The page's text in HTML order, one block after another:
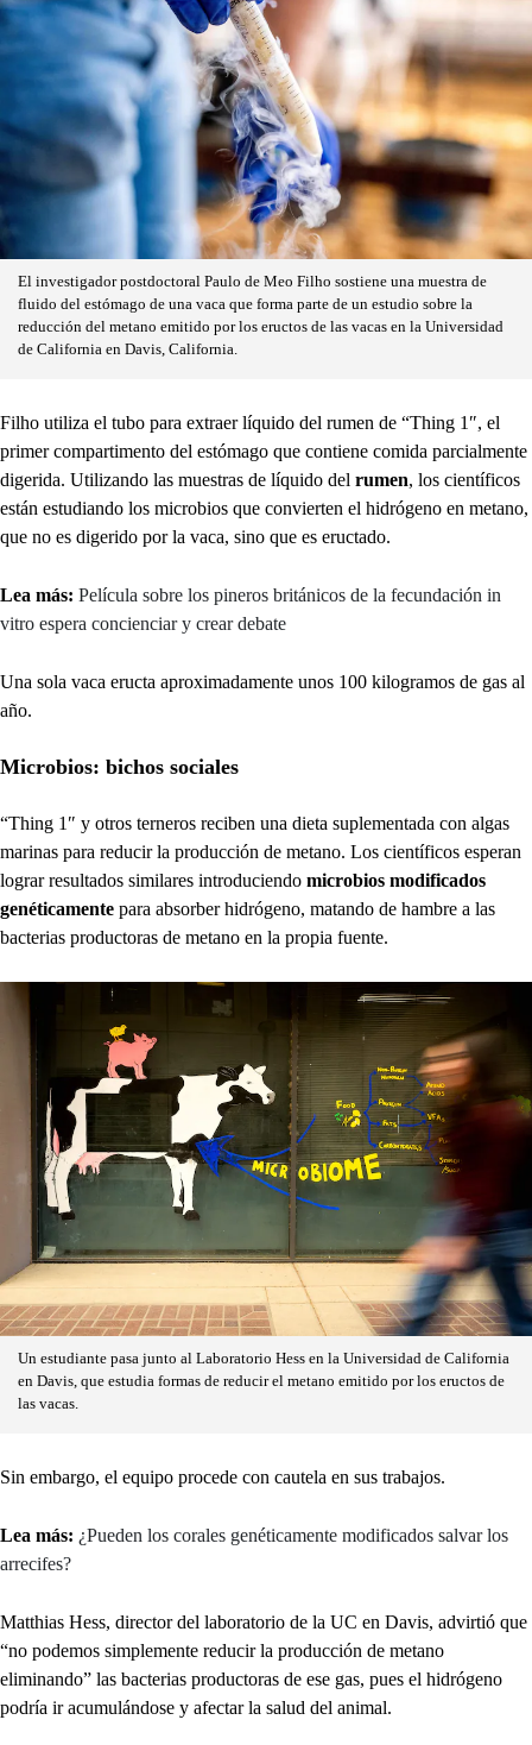
El investigador postdoctoral Paulo de Meo Filho sostiene una muestra de
fluido del estómago de una vaca que forma parte de un estudio sobre la
reducción del metano emitido por los eructos de las vacas en la Universidad
de California en Davis, California.
Filho utiliza el tubo para extraer líquido del rumen de “Thing 1″, el
primer compartimento del estómago que contiene comida parcialmente
digerida. Utilizando las muestras de líquido del rumen, los científicos
están estudiando los microbios que convierten el hidrógeno en metano,
que no es digerido por la vaca, sino que es eructado.
Lea más: Película sobre los pineros británicos de la fecundación in
vitro espera concienciar y crear debate
Una sola vaca eructa aproximadamente unos 100 kilogramos de gas al
año.
Microbios: bichos sociales
“Thing 1″ y otros terneros reciben una dieta suplementada con algas
marinas para reducir la producción de metano. Los científicos esperan
lograr resultados similares introduciendo microbios modificados
genéticamente para absorber hidrógeno, matando de hambre a las
bacterias productoras de metano en la propia fuente.
Un estudiante pasa junto al Laboratorio Hess en la Universidad de California
en Davis, que estudia formas de reducir el metano emitido por los eructos de
las vacas.
Sin embargo, el equipo procede con cautela en sus trabajos.
Lea más: ¿Pueden los corales genéticamente modificados salvar los
arrecifes?
Matthias Hess, director del laboratorio de la UC en Davis, advirtió que
“no podemos simplemente reducir la producción de metano
eliminando” las bacterias productoras de ese gas, pues el hidrógeno
podría ir acumulándose y afectar la salud del animal.